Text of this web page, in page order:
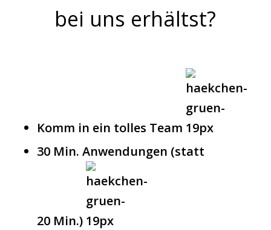
bei uns erhältst?
Komm in ein tol­les Team
30 Min. Anwen­dun­gen (statt
20 Min.)